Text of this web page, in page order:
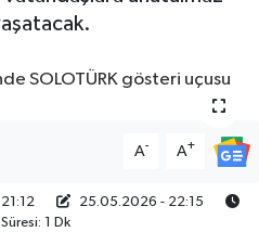
A- A+
25.05.2026 - 22:15
1 Dk